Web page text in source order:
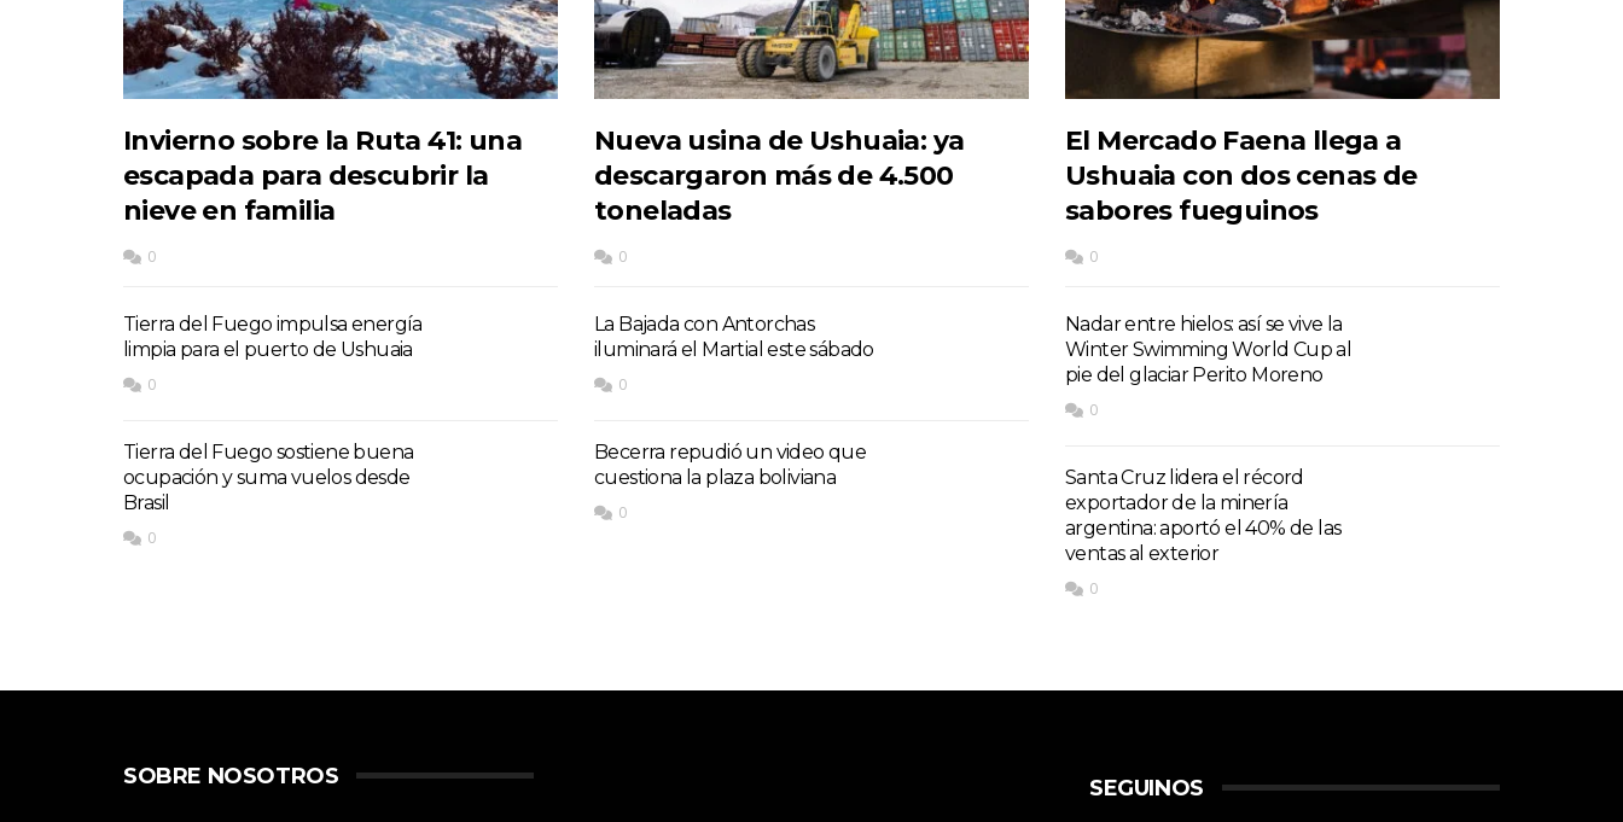
Invierno sobre la Ruta 41: una
escapada para descubrir la
nieve en familia
0
Tierra del Fuego impulsa energía
limpia para el puerto de Ushuaia
0
Tierra del Fuego sostiene buena
ocupación y suma vuelos desde
Brasil
0
Nueva usina de Ushuaia: ya
descargaron más de 4.500
toneladas
0
La Bajada con Antorchas
iluminará el Martial este sábado
0
Becerra repudió un video que
cuestiona la plaza boliviana
0
El Mercado Faena llega a
Ushuaia con dos cenas de
sabores fueguinos
0
Nadar entre hielos: así se vive la
Winter Swimming World Cup al
pie del glaciar Perito Moreno
0
Santa Cruz lidera el récord
exportador de la minería
argentina: aportó el 40% de las
ventas al exterior
0
SOBRE NOSOTROS SEGUINOS